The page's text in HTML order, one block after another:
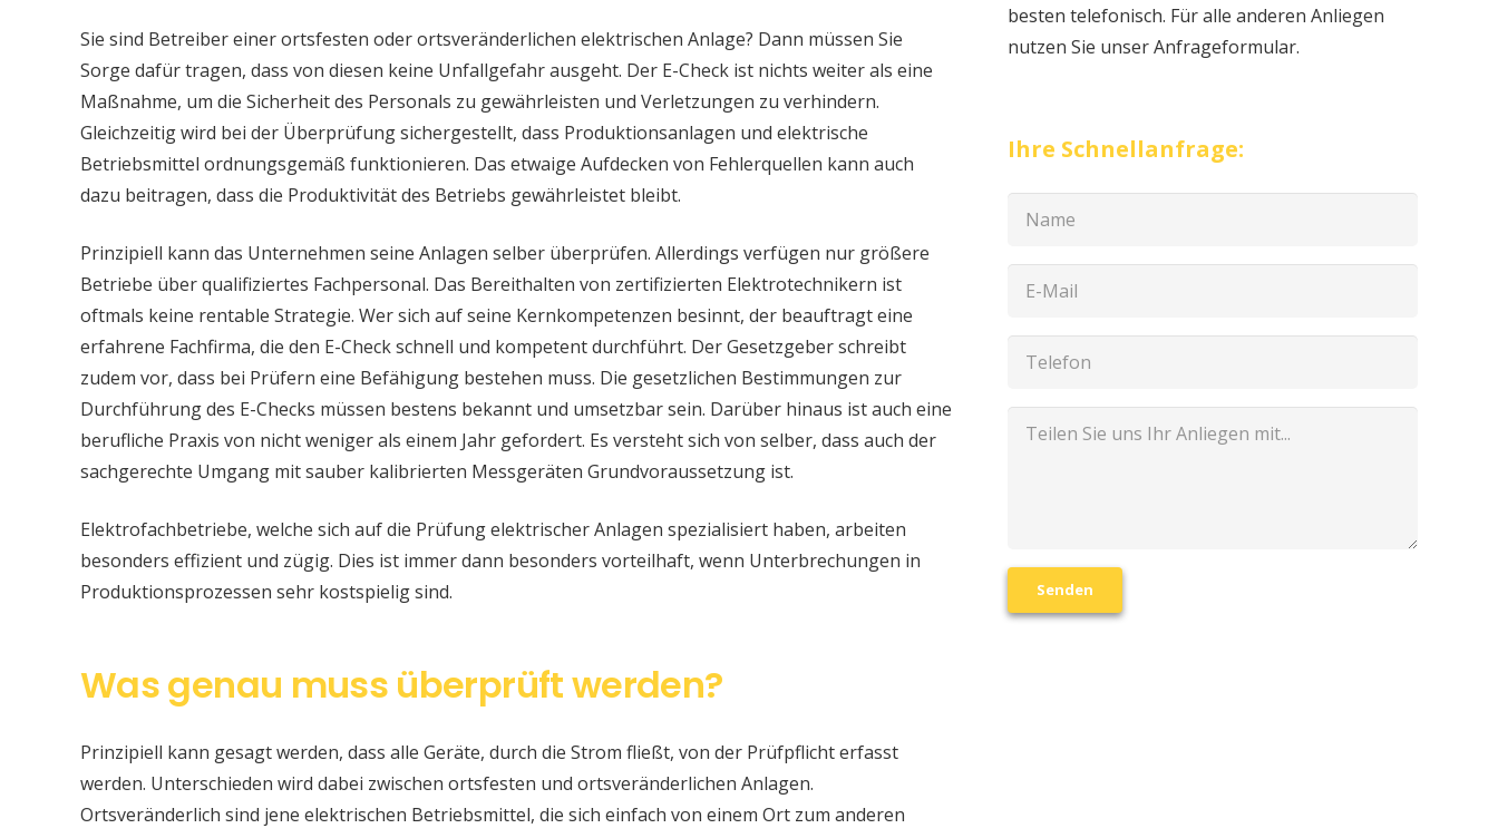
Sie sind Betreiber einer ortsfesten oder ortsveränderlichen elektrischen Anlage? Dann müssen Sie
Sorge dafür tragen, dass von diesen keine Unfallgefahr ausgeht. Der E-Check ist nichts weiter als eine
Maßnahme, um die Sicherheit des Personals zu gewährleisten und Verletzungen zu verhindern.
Gleichzeitig wird bei der Überprüfung sichergestellt, dass Produktionsanlagen und elektrische
Betriebsmittel ordnungsgemäß funktionieren. Das etwaige Aufdecken von Fehlerquellen kann auch
dazu beitragen, dass die Produktivität des Betriebs gewährleistet bleibt.
Prinzipiell kann das Unternehmen seine Anlagen selber überprüfen. Allerdings verfügen nur größere
Betriebe über qualifiziertes Fachpersonal. Das Bereithalten von zertifizierten Elektrotechnikern ist
oftmals keine rentable Strategie. Wer sich auf seine Kernkompetenzen besinnt, der beauftragt eine
erfahrene Fachfirma, die den E-Check schnell und kompetent durchführt. Der Gesetzgeber schreibt
zudem vor, dass bei Prüfern eine Befähigung bestehen muss. Die gesetzlichen Bestimmungen zur
Durchführung des E-Checks müssen bestens bekannt und umsetzbar sein. Darüber hinaus ist auch eine
berufliche Praxis von nicht weniger als einem Jahr gefordert. Es versteht sich von selber, dass auch der
sachgerechte Umgang mit sauber kalibrierten Messgeräten Grundvoraussetzung ist.
Elektrofachbetriebe, welche sich auf die Prüfung elektrischer Anlagen spezialisiert haben, arbeiten
besonders effizient und zügig. Dies ist immer dann besonders vorteilhaft, wenn Unterbrechungen in
Produktionsprozessen sehr kostspielig sind.
Was genau muss überprüft werden?
Prinzipiell kann gesagt werden, dass alle Geräte, durch die Strom fließt, von der Prüfpflicht erfasst
werden. Unterschieden wird dabei zwischen ortsfesten und ortsveränderlichen Anlagen.
Ortsveränderlich sind jene elektrischen Betriebsmittel, die sich einfach von einem Ort zum anderen
besten telefonisch. Für alle anderen Anliegen
nutzen Sie unser Anfrageformular.
Ihre Schnellanfrage:
Senden